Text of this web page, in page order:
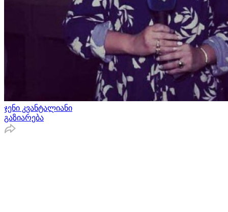
ჯენი კვანტალიანი
გაზიარება